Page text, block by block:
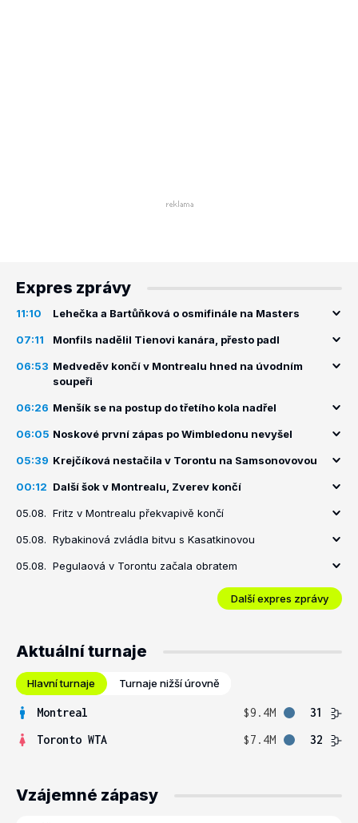
Expres zprávy
11:10 Lehečka a Bartůňková o osmifinále na Masters
07:11 Monfils nadělil Tienovi kanára, přesto padl
06:53 Medveděv končí v Montrealu hned na úvodním
soupeři
06:26 Menšík se na postup do třetího kola nadřel
06:05 Noskové první zápas po Wimbledonu nevyšel
05:39 Krejčíková nestačila v Torontu na Samsonovovou
00:12 Další šok v Montrealu, Zverev končí
05.08. Fritz v Montrealu překvapivě končí
05.08. Rybakinová zvládla bitvu s Kasatkinovou
05.08. Pegulaová v Torontu začala obratem
Další expres zprávy
Aktuální turnaje
Hlavní turnaje Turnaje nižší úrovně
Montreal $9.4M
31
Toronto WTA
$7.4M 32
Vzájemné zápasy